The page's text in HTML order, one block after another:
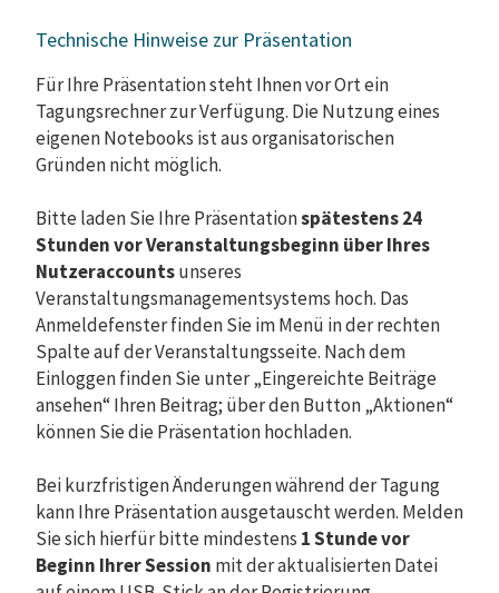
Technische Hinweise zur Präsentation
Für Ihre Präsentation steht Ihnen vor Ort ein
Tagungsrechner zur Verfügung. Die Nutzung eines
eigenen Notebooks ist aus organisatorischen
Gründen nicht möglich.
Bitte laden Sie Ihre Präsentationspätestens 24
Stunden vor Veranstaltungsbeginn überIhres
Nutzeraccountsunseres
Veranstaltungsmanagementsystems hoch. Das
Anmeldefenster finden Sie im Menü in der rechten
Spalte auf der Veranstaltungsseite. Nach dem
Einloggen finden Sie unter „Eingereichte Beiträge
ansehen“ Ihren Beitrag; über den Button „Aktionen“
können Sie die Präsentation hochladen.
Bei kurzfristigen Änderungen während der Tagung
kann Ihre Präsentation ausgetauscht werden. Melden
Sie sich hierfür bitte mindestens 1 Stunde vor
Beginn Ihrer Session mit der aktualisierten Datei